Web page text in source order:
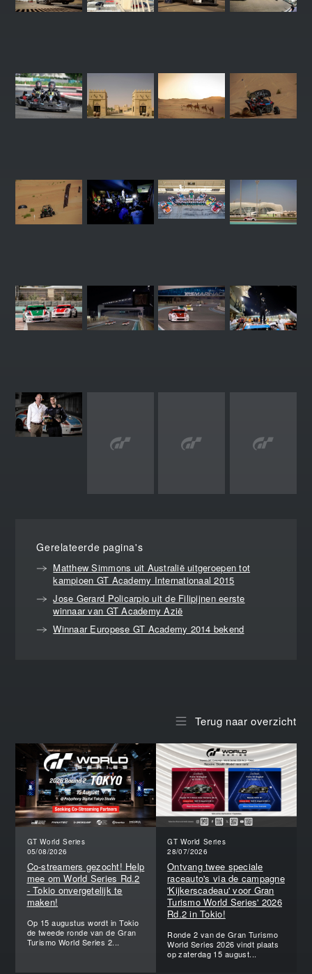
Gerelateerde pagina's
Matthew Simmons uit Australië uitgeroepen tot
kampioen GT Academy Internationaal 2015
Jose Gerard Policarpio uit de Filipijnen eerste
winnaar van GT Academy Azië
Winnaar Europese GT Academy 2014 bekend
Terug naar overzicht
GT World Series
05/08/2026
Co-streamers gezocht! Help
mee om World Series Rd.2
- Tokio onvergetelijk te
maken!
Op 15 augustus wordt in Tokio
de tweede ronde van de Gran
Turismo World Series 2...
GT World Series
28/07/2026
Ontvang twee speciale
raceauto's via de campagne
'Kijkerscadeau' voor Gran
Turismo World Series' 2026
Rd.2 in Tokio!
Ronde 2 van de Gran Turismo
World Series 2026 vindt plaats
op zaterdag 15 august...